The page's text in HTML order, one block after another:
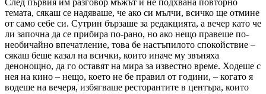
След първия им разговор мъжът й не подхвана повторно
темата, сякаш се надяваше, че ако си мълчи, всичко ще отмине
от само себе си. Сутрин бързаше за редакцията, а вечер като че
ли започна да се прибира по-рано, но ако нещо правеше по-
необичайно впечатление, това бе настъпилото спокойствие –
сякаш беше казал на всички, които иначе му звъняха
денонощно, да го оставят на мира за известно време. Ходеше с
нея на кино – нещо, което не бе правил от години, – когато я
водеше на вечеря, избягваше ресторантите в центъра, които